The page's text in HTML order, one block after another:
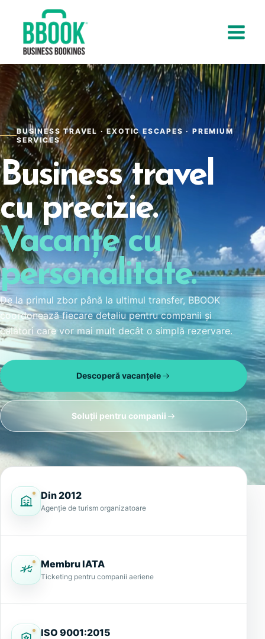
content
BUSINESS TRAVEL · EXOTIC ESCAPES · PREMIUM
SERVICES
Business travel
cu precizie.
Vacanțe cu
personalitate.
De la primul zbor până la ultimul transfer, BBOOK
coordonează fiecare detaliu pentru companii și
călători care vor mai mult decât o simplă rezervare.
Descoperă vacanțele
Soluții pentru companii
Din 2012
Agenție de turism organizatoare
Membru IATA
Ticketing pentru companii aeriene
ISO 9001:2015